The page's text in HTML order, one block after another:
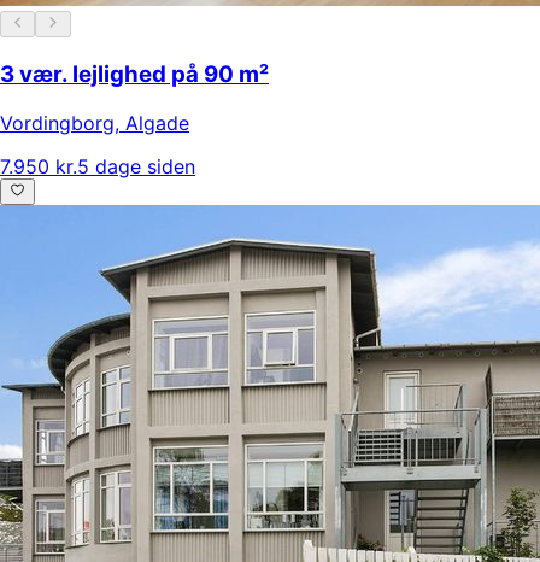
3 vær. lejlighed på 90 m²
Vordingborg, Algade
7.950 kr.5 dage siden